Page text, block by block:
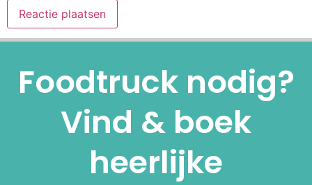
Foodtruck nodig?
Vind & boek
heerlijke